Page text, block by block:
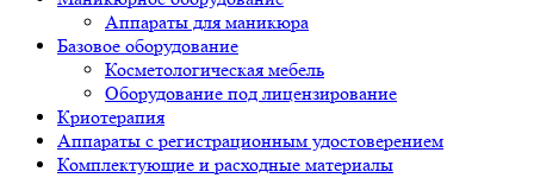
Аппараты для маникюра
Базовое оборудование
Косметологическая мебель
Оборудование под лицензирование
Криотерапия
Аппараты c регистрационным удостоверением
Комплектующие и расходные материалы